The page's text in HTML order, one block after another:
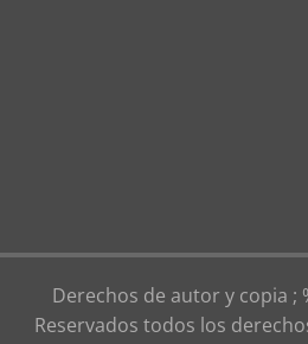
Derechos de autor y copia ;
Reservados todos los